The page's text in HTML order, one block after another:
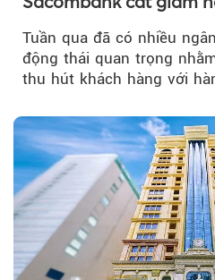
Tuần qua đã có nhiều
động thái quan trọng
thu hút khách hàng với